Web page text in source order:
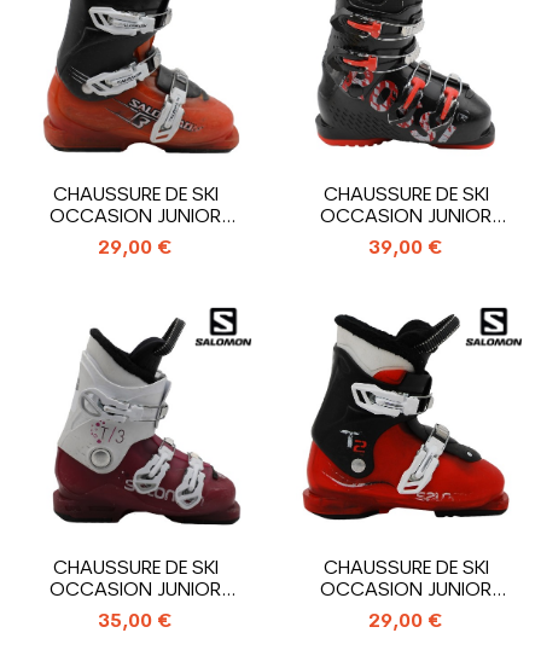
CHAUSSURE DE SKI
OCCASION JUNIOR
SALOMON T3_3
CROCHETS
29,00 €
CHAUSSURE DE SKI
OCCASION JUNIOR
ROSSIGNOL COMP J4_4...
39,00 €
CHAUSSURE DE SKI
OCCASION JUNIOR
SALOMON T3_3
CROCHETS
35,00 €
CHAUSSURE DE SKI
OCCASION JUNIOR
SALOMON T2_2
CROCHETS
29,00 €